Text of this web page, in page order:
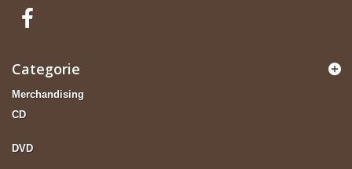
Categorie
Merchandising
CD
DVD